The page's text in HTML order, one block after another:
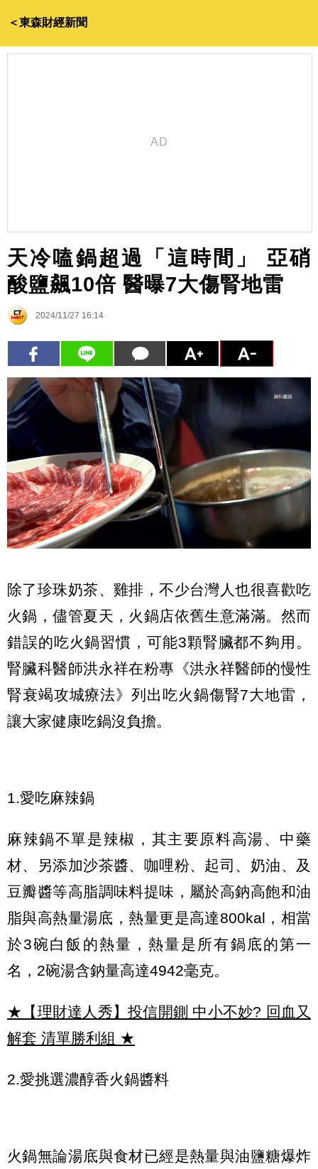
＜東森財經新聞
天冷嗑鍋超過「這時間」 亞硝
酸鹽飆10倍 醫曝7大傷腎地雷
2024/11/27 16:14
除了珍珠奶茶、雞排，不少台灣人也很喜歡吃
火鍋，儘管夏天，火鍋店依舊生意滿滿。然而
錯誤的吃火鍋習慣，可能3顆腎臟都不夠用。
腎臟科醫師洪永祥在粉專《洪永祥醫師的慢性
腎衰竭攻城療法》列出吃火鍋傷腎7大地雷，
讓大家健康吃鍋沒負擔。
1.愛吃麻辣鍋
麻辣鍋不單是辣椒，其主要原料高湯、中藥
材、另添加沙茶醬、咖哩粉、起司、奶油、及
豆瓣醬等高脂調味料提味，屬於高鈉高飽和油
脂與高熱量湯底，熱量更是高達800kal，相當
於3碗白飯的熱量，熱量是所有鍋底的第一
名，2碗湯含鈉量高達4942毫克。
★【理財達人秀】投信開鍘 中小不妙? 回血又
解套 清單勝利組 ★
2.愛挑選濃醇香火鍋醬料
火鍋無論湯底與食材已經是熱量與油鹽糖爆炸